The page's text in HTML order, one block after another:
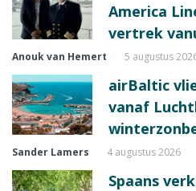
America
vertrek
Anouk van Hemert 5 augustus
airBaltic
vanaf
Sander Lamers 4 augustus 2026
Spaans